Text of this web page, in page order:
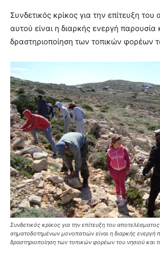
Συνδετικός κρίκος για την επίτευξη
αυτού είναι η διαρκής ενεργή παρουσία
δραστηριοποίηση των τοπικών φορέων
Συνδετικός κρίκος για την επίτευξη του
σηματοδοτημένων μονοπατιών είναι η διαρκής ενεργή
δραστηριοποίηση των τοπικών φορέων του νησιού και